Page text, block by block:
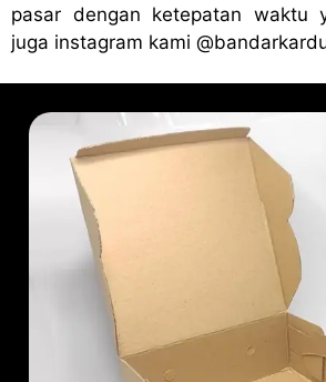
pasar dengan ketepatan waktu
juga instagram kami @bandark